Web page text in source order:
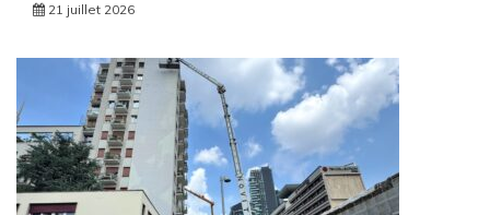
21 juillet 2026